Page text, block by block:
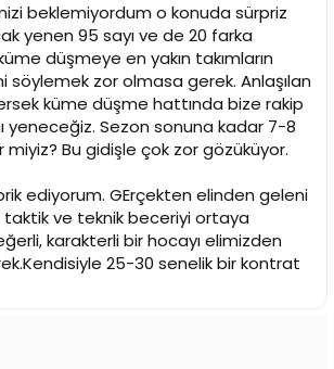
beklemiyordum o konuda sürpriz
yenen 95 sayı ve de 20 farka
düşmeye en yakın takımların
söylemek zor olmasa gerek. Anlaşılan
küme düşme hattında bize rakip
yeneceğiz. Sezon sonuna kadar 7-8
Bu gidişle çok zor gözüküyor.
ediyorum. GErçekten elinden geleni
taktik ve teknik beceriyi ortaya
karakterli bir hocayı elimizden
25-30 senelik bir kontrat